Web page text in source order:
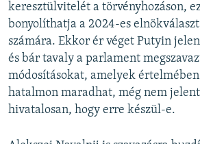
keresztülvitelét a törvényhozáson,
bonyolíthatja a 2024-es
számára. Ekkor ér véget Putyin
és bár tavaly a parlament
módosításokat, amelyek
hatalmon maradhat, még nem
hivatalosan, hogy erre készül-e.